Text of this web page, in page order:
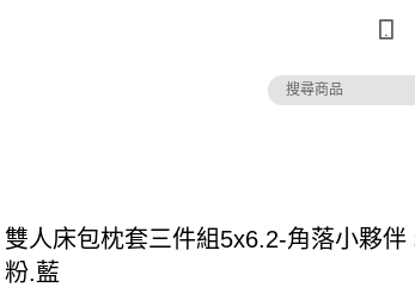
雙人床包枕套三件組5x6.2-角落小夥伴
粉.藍